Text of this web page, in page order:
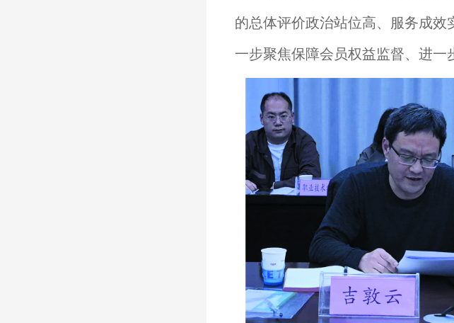
的总体评价政治站位高、服务成效
一步聚焦保障会员权益监督、进一